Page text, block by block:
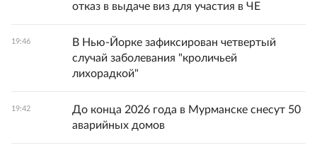
отказ в выдаче виз для участия в ЧЕ
19:46
В Нью-Йорке зафиксирован четвертый
случай заболевания "кроличьей
лихорадкой"
19:42
До конца 2026 года в Мурманске снесут 50
аварийных домов